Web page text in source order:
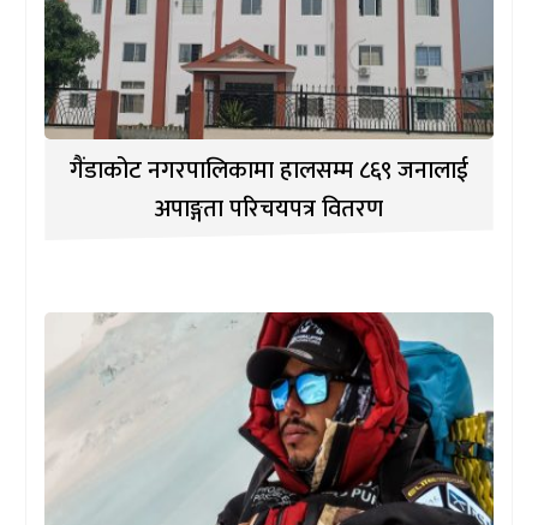
गैंडाकोट नगरपालिकामा हालसम्म ८६९ जनालाई
अपाङ्गता परिचयपत्र वितरण